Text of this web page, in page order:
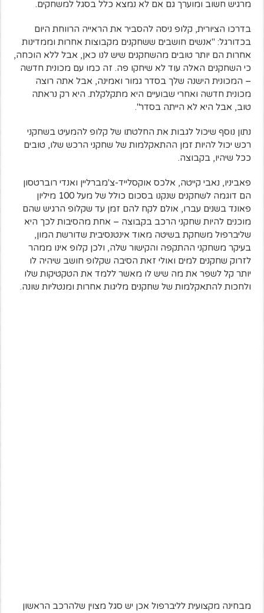
מרגיש חשוב ומוערך גם אם לא נמצא כלל בסגל למשחקים.
בדרכו הציורית, קלופ ניסה להסביר את הראייה הרווחת היום
בכדורגל: "אנשים חושבים ששחקנים מקבוצות אחרות וממדינות
אחרות הם יותר טובים מהשחקנים שיש לנו כאן, אבל ללא הוכחה,
כי השחקנים האלה עוד לא שיחקו פה. זה כמו עם מכונית חדשה
– המכונית הישנה שלך בסדר גמור ואמינה, אבל אתה רוצה
מכונית חדשה ואחרי שבועיים היא מתקלקלת. היא רק נראתה
טוב, אבל היא לא הייתה בסדר".
נתון נוסף שיכול לגבות את החלטתו של קלופ להמעיט בשחקני
רכש יכול להיות זמן ההתאקלמות של שחקני הרכש שלו, טובים
ככל שיהיו, בקבוצה.
פאביניו, נאבי קייטה, אלכס אוקסלייד-צ'מברליין ואנדי רוברטסון
הם דוגמה לשחקנים שנקנו בסכום כולל של מעל 100 מיליון
פאונד בשנים עברו, אולם לקח להם זמן עד שקלופ הרגיש שהם
מוכנים להיות שחקני הרכב בקבוצה – אחת מהסיבות לכך היא
שליברפול משחקת בשיטה מאוד אינטנסיבית שדורשת המון,
בעיקר משחקני ההתקפה והקישור שלה, ולכן קלופ אינו ממהר
לזרוק שחקנים למים ואולי זאת הסיבה שקלופ חושב שיהיה לו
יותר קל לשפר את מה שיש לו מאשר ללמד את הטקטיקות שלו
ולחכות להתאקלמות של שחקנים מליגות אחרות ומנטליות שונה.
מבחינה מקצועית לליברפול אכן יש סגל מצוין שלהרכב הראשון